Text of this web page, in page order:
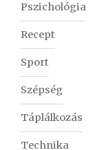
Pszichológia
Recept
Sport
Szépség
Táplálkozás
Technika